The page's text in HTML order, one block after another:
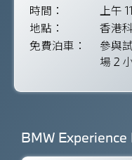
時間：
上午
地點：
香港
免費泊車：
參與
場 2
BMW Experience